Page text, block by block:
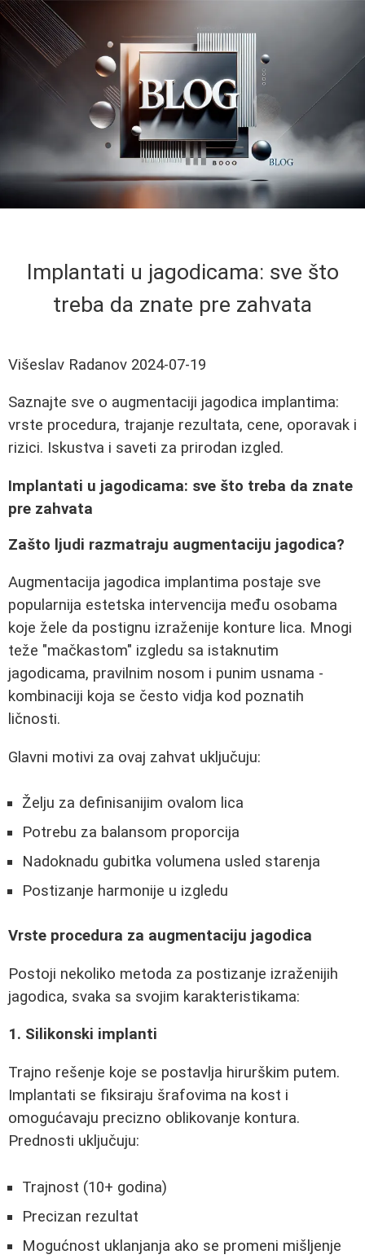
Implantati u jagodicama: sve što
treba da znate pre zahvata
Višeslav Radanov 2024-07-19
Saznajte sve o augmentaciji jagodica implantima:
vrste procedura, trajanje rezultata, cene, oporavak i
rizici. Iskustva i saveti za prirodan izgled.
Implantati u jagodicama: sve što treba da znate
pre zahvata
Zašto ljudi razmatraju augmentaciju jagodica?
Augmentacija jagodica implantima postaje sve
popularnija estetska intervencija među osobama
koje žele da postignu izraženije konture lica. Mnogi
teže "mačkastom" izgledu sa istaknutim
jagodicama, pravilnim nosom i punim usnama -
kombinaciji koja se često vidja kod poznatih
ličnosti.
Glavni motivi za ovaj zahvat uključuju:
Želju za definisanijim ovalom lica
Potrebu za balansom proporcija
Nadoknadu gubitka volumena usled starenja
Postizanje harmonije u izgledu
Vrste procedura za augmentaciju jagodica
Postoji nekoliko metoda za postizanje izraženijih
jagodica, svaka sa svojim karakteristikama:
1. Silikonski implanti
Trajno rešenje koje se postavlja hirurškim putem.
Implantati se fiksiraju šrafovima na kost i
omogućavaju precizno oblikovanje kontura.
Prednosti uključuju:
Trajnost (10+ godina)
Precizan rezultat
Mogućnost uklanjanja ako se promeni mišljenje